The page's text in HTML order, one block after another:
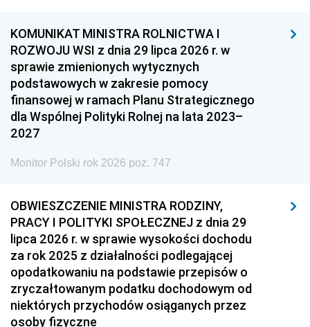
KOMUNIKAT MINISTRA ROLNICTWA I
ROZWOJU WSI z dnia 29 lipca 2026 r. w
sprawie zmienionych wytycznych
podstawowych w zakresie pomocy
finansowej w ramach Planu Strategicznego
dla Wspólnej Polityki Rolnej na lata 2023–
2027
Monitor Polski rok 2026 poz. 747
OBWIESZCZENIE MINISTRA RODZINY,
PRACY I POLITYKI SPOŁECZNEJ z dnia 29
lipca 2026 r. w sprawie wysokości dochodu
za rok 2025 z działalności podlegającej
opodatkowaniu na podstawie przepisów o
zryczałtowanym podatku dochodowym od
niektórych przychodów osiąganych przez
osoby fizyczne